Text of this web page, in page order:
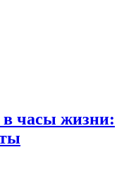
в часы жизни: